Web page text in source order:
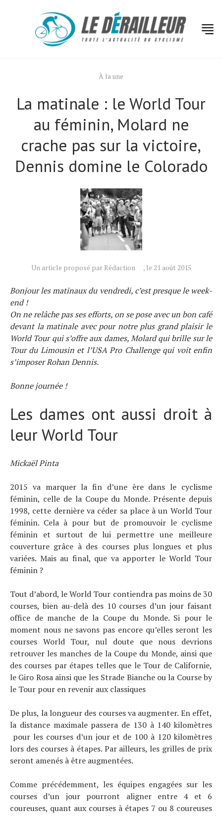
À la une
La matinale : le World Tour
au féminin, Molard ne
crache pas sur la victoire,
Dennis domine le Colorado
Un article proposé par Rédaction , le 21 août 2015
Bonjour les matinaux du vendredi, c’est presque le week-
end !
On ne relâche pas ses efforts, on se pose avec un bon café
devant la matinale avec pour notre plus grand plaisir le
World Tour qui s’offre aux dames, Molard qui brille sur le
Tour du Limousin et l’USA Pro Challenge qui voit enfin
s’imposer Rohan Dennis.
Bonne journée !
Les dames ont aussi droit à
leur World Tour
Mickaël Pinta
2015 va marquer la fin d’une ère dans le cyclisme
féminin, celle de la Coupe du Monde. Présente depuis
1998, cette dernière va céder sa place à un World Tour
féminin. Cela à pour but de promouvoir le cyclisme
féminin et surtout de lui permettre une meilleure
couverture grâce à des courses plus longues et plus
variées. Mais au final, que va apporter le World Tour
féminin ?
Tout d’abord, le World Tour contiendra pas moins de 30
courses, bien au-delà des 10 courses d’un jour faisant
office de manche de la Coupe du Monde. Si pour le
moment nous ne savons pas encore qu’elles seront les
courses World Tour, nul doute que nous devrions
retrouver les manches de la Coupe du Monde, ainsi que
des courses par étapes telles que le Tour de Californie,
le Giro Rosa ainsi que les Strade Bianche ou la Course by
le Tour pour en revenir aux classiques
De plus, la longueur des courses va augmenter. En effet,
la distance maximale passera de 130 à 140 kilomètres
pour les courses d’un jour et de 100 à 120 kilomètres
lors des courses à étapes. Par ailleurs, les grilles de prix
seront amenés à être augmentées.
Comme précédemment, les équipes engagées sur les
courses d’un jour pourront aligner entre 4 et 6
coureuses, quant aux courses à étapes 7 ou 8 coureuses
Technologies
Tests de produits
Conseils